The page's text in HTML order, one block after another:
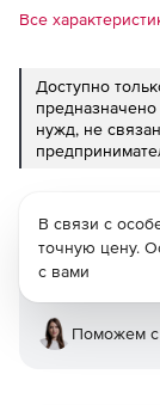
Все
Доступно
нужд, не
В связи с
точную цену.
с вами
Поможем